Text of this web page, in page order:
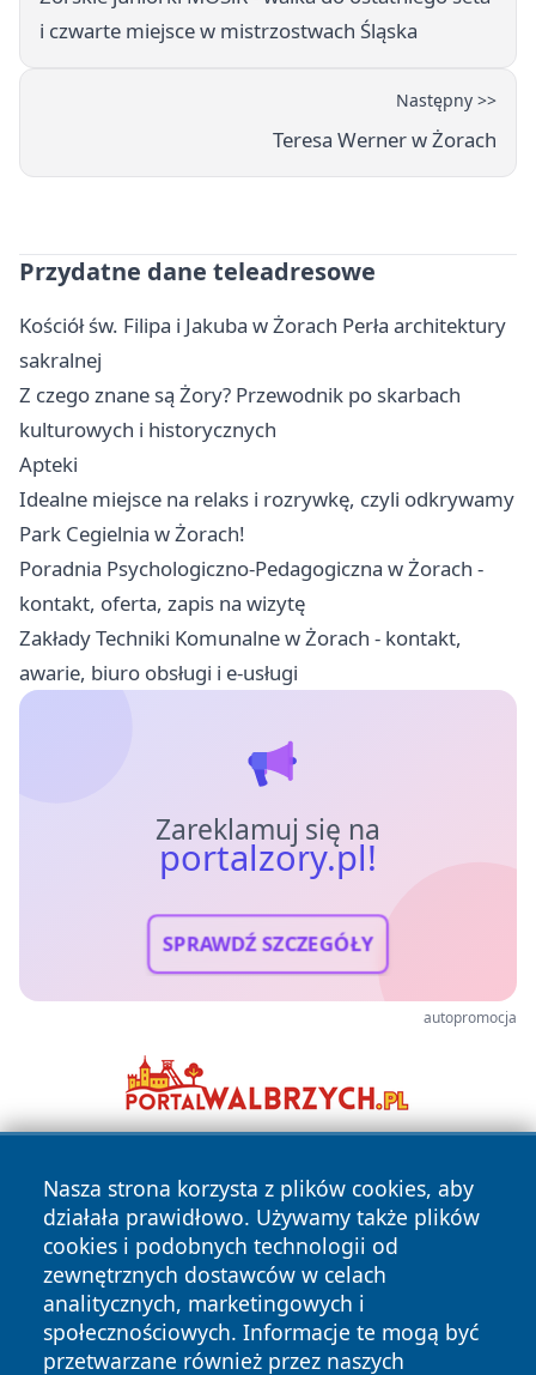
i czwarte miejsce w mistrzostwach Śląska
Następny >>
Teresa Werner w Żorach
Przydatne dane teleadresowe
Kościół św. Filipa i Jakuba w Żorach Perła architektury
sakralnej
Z czego znane są Żory? Przewodnik po skarbach
kulturowych i historycznych
Apteki
Idealne miejsce na relaks i rozrywkę, czyli odkrywamy
Park Cegielnia w Żorach!
Poradnia Psychologiczno-Pedagogiczna w Żorach -
kontakt, oferta, zapis na wizytę
Zakłady Techniki Komunalne w Żorach - kontakt,
awarie, biuro obsługi i e-usługi
Zareklamuj się na
portalzory.pl!
SPRAWDŹ SZCZEGÓŁY
autopromocja
Nasza strona korzysta z plików cookies, aby
działała prawidłowo. Używamy także plików
cookies i podobnych technologii od
zewnętrznych dostawców w celach
analitycznych, marketingowych i
społecznościowych. Informacje te mogą być
przetwarzane również przez naszych
Copyright © 2026 portalzory.pl Wszystkie prawa zastrzeżone.